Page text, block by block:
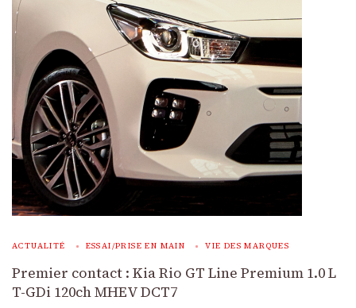
ACTUALITÉ ESSAI/PRISE EN MAIN VIE DES MARQUES
Premier contact : Kia Rio GT Line Premium 1.0 L
T-GDi 120ch MHEV DCT7